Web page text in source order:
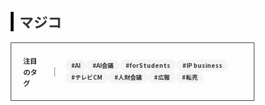
マジコ
注目
のタ
グ
｜ #AI #AI会議 #forStudents
#IP business
#テレビCM
#人財会議 #広報 #転売